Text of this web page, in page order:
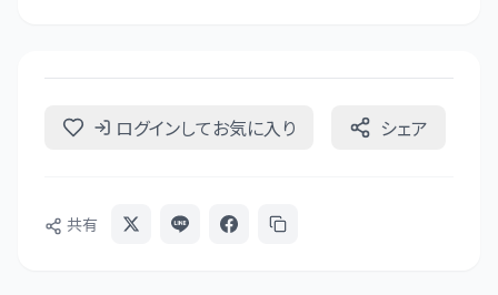
ログインしてお気に入り シェア
共有